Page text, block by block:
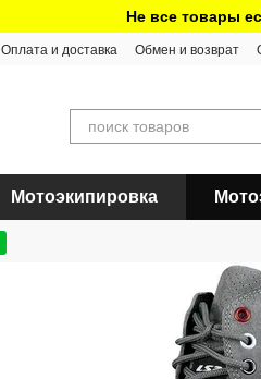
Не все товары
Оплата и доставка Обмен и возврат
Мотоэкипировка